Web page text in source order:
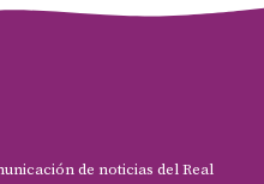
de noticias del Real